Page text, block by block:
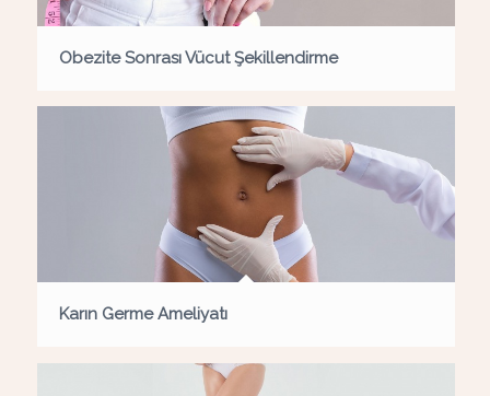
Obezite Sonrası Vücut Şekillendirme
Karın Germe Ameliyatı